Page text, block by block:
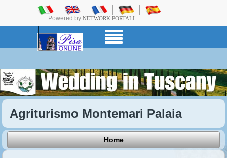
Powered by NETWORK PORTALI
Agriturismo Montemari Palaia
Home